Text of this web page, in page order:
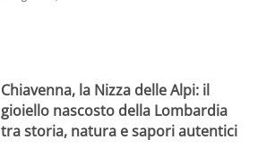
Chiavenna, la Nizza delle Alpi: il
gioiello nascosto della Lombardia
tra storia, natura e sapori autentici